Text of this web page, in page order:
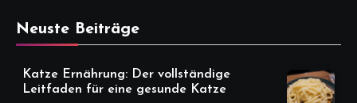
Neuste Beiträge
Katze Ernährung: Der vollständige
Leitfaden für eine gesunde Katze